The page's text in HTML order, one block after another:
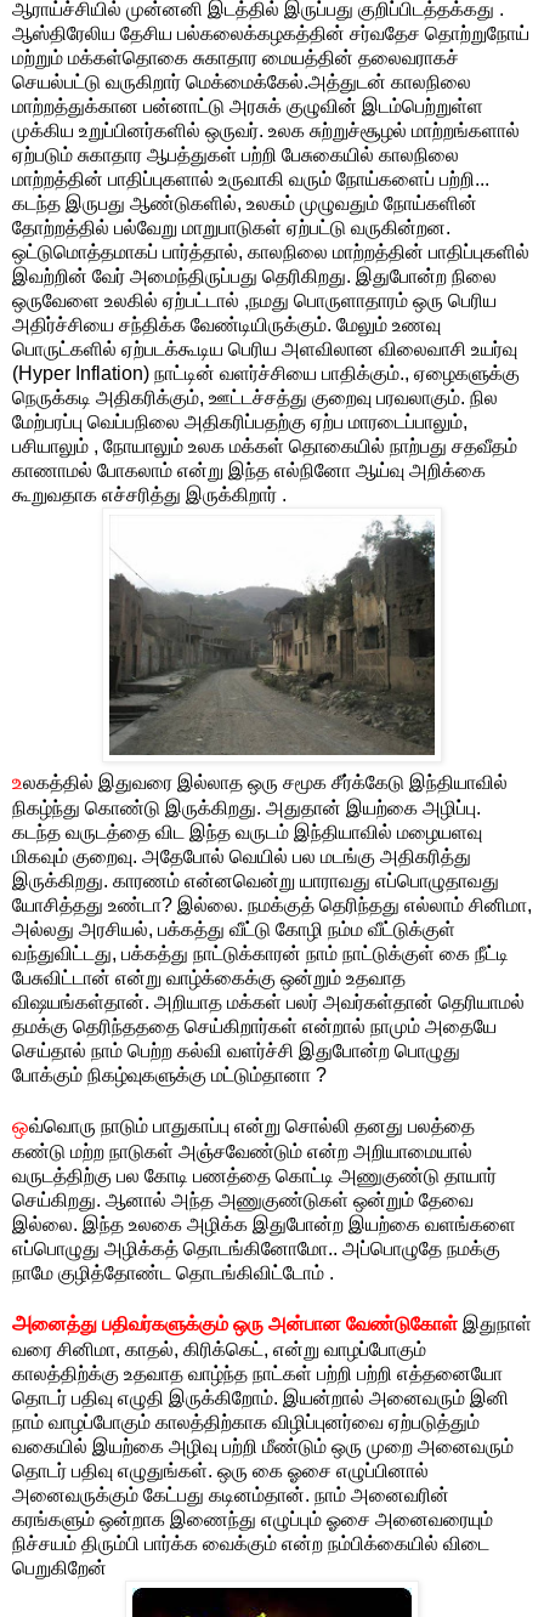
ஆராய்ச்சியில் முன்னனி இடத்தில் இருப்பது குறிப்பிடத்தக்கது .
ஆஸ்திரேலிய தேசிய பல்கலைக்கழகத்தின் சர்வதேச தொற்றுநோய்
மற்றும் மக்கள்தொகை சுகாதார மையத்தின் தலைவராகச்
செயல்பட்டு வருகிறார் மெக்மைக்கேல்.அத்துடன் காலநிலை
மாற்றத்துக்கான பன்னாட்டு அரசுக் குழுவின் இடம்பெற்றுள்ள
முக்கிய உறுப்பினர்களில் ஒருவர். உலக சுற்றுச்சூழல் மாற்றங்களால்
ஏற்படும் சுகாதார ஆபத்துகள் பற்றி பேசுகையில் காலநிலை
மாற்றத்தின் பாதிப்புகளால் உருவாகி வரும் நோய்களைப் பற்றி...
கடந்த இருபது ஆண்டுகளில், உலகம் முழுவதும் நோய்களின்
தோற்றத்தில் பல்வேறு மாறுபாடுகள் ஏற்பட்டு வருகின்றன.
ஒட்டுமொத்தமாகப் பார்த்தால், காலநிலை மாற்றத்தின் பாதிப்புகளில்
இவற்றின் வேர் அமைந்திருப்பது தெரிகிறது. இதுபோன்ற நிலை
ஒருவேளை உலகில் ஏற்பட்டால் ,நமது பொருளாதாரம் ஒரு பெரிய
அதிர்ச்சியை சந்திக்க வேண்டியிருக்கும். மேலும் உணவு
பொருட்களில் ஏற்படக்கூடிய பெரிய அளவிலான விலைவாசி உயர்வு
(Hyper Inflation) நாட்டின் வளர்ச்சியை பாதிக்கும்., ஏழைகளுக்கு
நெருக்கடி அதிகரிக்கும், ஊட்டச்சத்து குறைவு பரவலாகும். நில
மேற்பரப்பு வெப்பநிலை அதிகரிப்பதற்கு ஏற்ப மாரடைப்பாலும்,
பசியாலும் , நோயாலும் உலக மக்கள் தொகையில் நாற்பது சதவீதம்
காணாமல் போகலாம் என்று இந்த எல்நினோ ஆய்வு அறிக்கை
கூறுவதாக எச்சரித்து இருக்கிறார் .
உலகத்தில் இதுவரை இல்லாத ஒரு சமூக சீர்க்கேடு இந்தியாவில்
நிகழ்ந்து கொண்டு இருக்கிறது. அதுதான் இயற்கை அழிப்பு.
கடந்த வருடத்தை விட இந்த வருடம் இந்தியாவில் மழையளவு
மிகவும் குறைவு. அதேபோல் வெயில் பல மடங்கு அதிகரித்து
இருக்கிறது. காரணம் என்னவென்று யாராவது எப்பொழுதாவது
யோசித்தது உண்டா? இல்லை. நமக்குத் தெரிந்தது எல்லாம் சினிமா,
அல்லது அரசியல், பக்கத்து வீட்டு கோழி நம்ம வீட்டுக்குள்
வந்துவிட்டது, பக்கத்து நாட்டுக்காரன் நாம் நாட்டுக்குள் கை நீட்டி
பேசுவிட்டான் என்று வாழ்க்கைக்கு ஒன்றும் உதவாத
விஷயங்கள்தான். அறியாத மக்கள் பலர் அவர்கள்தான் தெரியாமல்
தமக்கு தெரிந்தததை செய்கிறார்கள் என்றால் நாமும் அதையே
செய்தால் நாம் பெற்ற கல்வி வளர்ச்சி இதுபோன்ற பொழுது
போக்கும் நிகழ்வுகளுக்கு மட்டும்தானா ?
ஒவ்வொரு நாடும் பாதுகாப்பு என்று சொல்லி தனது பலத்தை
கண்டு மற்ற நாடுகள் அஞ்சவேண்டும் என்ற அறியாமையால்
வருடத்திற்கு பல கோடி பணத்தை கொட்டி அணுகுண்டு தாயார்
செய்கிறது. ஆனால் அந்த அணுகுண்டுகள் ஒன்றும் தேவை
இல்லை. இந்த உலகை அழிக்க இதுபோன்ற இயற்கை வளங்களை
எப்பொழுது அழிக்கத் தொடங்கினோமோ.. அப்பொழுதே நமக்கு
நாமே குழித்தோண்ட தொடங்கிவிட்டோம் .
அனைத்து பதிவர்களுக்கும் ஒரு அன்பான வேண்டுகோள் இதுநாள்
வரை சினிமா, காதல், கிரிக்கெட், என்று வாழப்போகும்
காலத்திற்க்கு உதவாத வாழ்ந்த நாட்கள் பற்றி பற்றி எத்தனையோ
தொடர் பதிவு எழுதி இருக்கிறோம். இயன்றால் அனைவரும் இனி
நாம் வாழப்போகும் காலத்திற்காக விழிப்புனர்வை ஏற்படுத்தும்
வகையில் இயற்கை அழிவு பற்றி மீண்டும் ஒரு முறை அனைவரும்
தொடர் பதிவு எழுதுங்கள். ஒரு கை ஓசை எழுப்பினால்
அனைவருக்கும் கேட்பது கடினம்தான். நாம் அனைவரின்
கரங்களும் ஒன்றாக இணைந்து எழுப்பும் ஓசை அனைவரையும்
நிச்சயம் திரும்பி பார்க்க வைக்கும் என்ற நம்பிக்கையில் விடை
பெறுகிறேன்